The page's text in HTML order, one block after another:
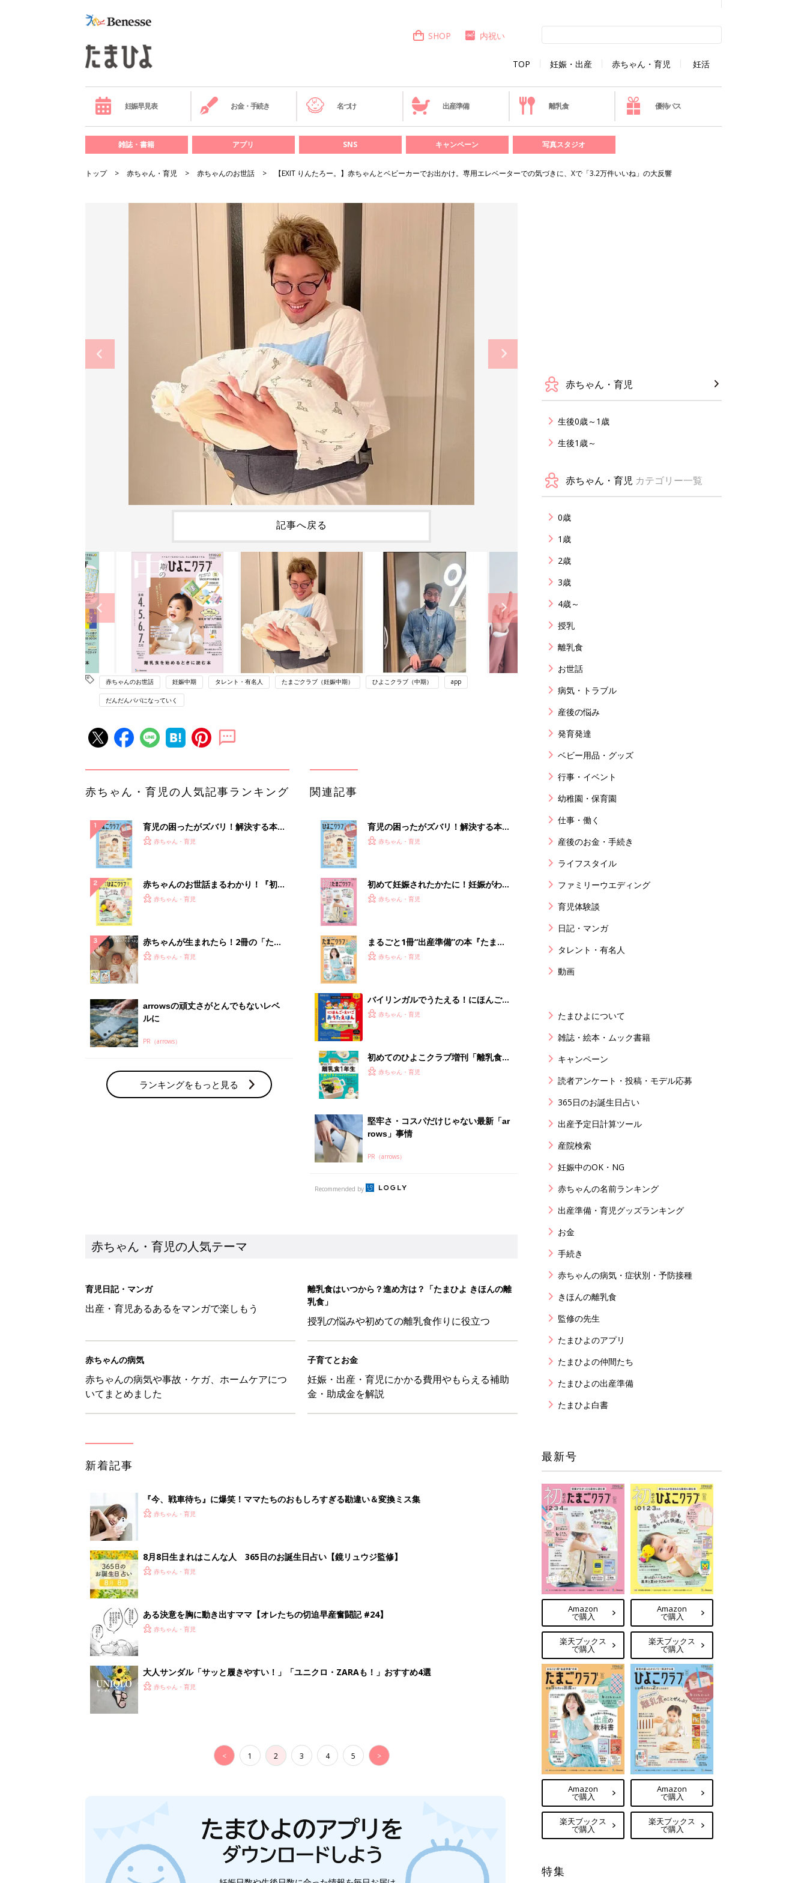
TOP 妊娠・出産 赤ちゃん・育児 妊活
SHOP 内祝い
妊娠早見表 お金・手続き 名づけ 出産準備 離乳食 優待パス
雑誌・書籍 アプリ SNS キャンペーン 写真スタジオ
トップ 赤ちゃん・育児 赤ちゃんのお世話 【EXIT りんたろー。】赤ちゃんとベビーカーでお出かけ。専用エレベーターでの気づきに、Xで「3.2万件いいね」の大反響
記事へ戻る
赤ちゃんのお世話 妊娠中期 タレント・有名人 たまごクラブ（妊娠中期） ひよこクラブ（中期） app
だんだんパパになっていく
赤ちゃん・育児の人気記事ランキング
育児の困ったがズバリ！解決する本
『ひよこクラブ 秋号』 4カ月～2才
赤ちゃん・育児
赤ちゃんのお世話まるわかり！『初め
てのひよこクラブ 夏号』〈巻頭大特
解決テク
赤ちゃん・育児
赤ちゃんが生まれたら！2冊の「たま
ひよ」
赤ちゃん・育児
arrowsの頑丈さがとんでもないレベ
ルに
PR（arrows）
ランキングをもっと見る
関連記事
育児の困ったがズバリ！解決する本
『ひよこクラブ 秋号』 4カ月～2才
赤ちゃん・育児
初めて妊娠されたかたに！妊娠がわか
ったら最初に読む本『初めてのたまご
赤ちゃん・育児
まるごと1冊“出産準備”の本『たまご
クラブ 夏号』〈スペシャル大特集〉
赤ちゃん・育児
バイリンガルでうたえる！にほんご
えいご おうたえほん（たまひよ おう
赤ちゃん・育児
初めてのひよこクラブ増刊「離乳食1
年生 1皿作るだけ！オールインワン​レ
赤ちゃん・育児
堅牢さ・コスパだけじゃない最新「ar
rows」事情
PR（arrows）
Recommended by
赤ちゃん・育児の人気テーマ
育児日記・マンガ
出産・育児あるあるをマンガで楽しもう
離乳食はいつから？進め方は？「たまひよ きほんの離
乳食」
授乳の悩みや初めての離乳食作りに役立つ
赤ちゃんの病気
赤ちゃんの病気や事故・ケガ、ホームケアにつ
いてまとめました
子育てとお金
妊娠・出産・育児にかかる費用やもらえる補助
金・助成金を解説
新着記事
『今、戦車待ち』に爆笑！ママたちのおもしろすぎる勘違い＆変換ミス集
赤ちゃん・育児
8月8日生まれはこんな人 365日のお誕生日占い【鏡リュウジ監修】
赤ちゃん・育児
ある決意を胸に動き出すママ【オレたちの切迫早産奮闘記 #24】
赤ちゃん・育児
大人サンダル「サッと履きやすい！」「ユニクロ・ZARAも！」おすすめ4選
赤ちゃん・育児
< 1 2 3 4 5 >
赤ちゃん・育児
生後0歳～1歳
生後1歳～
赤ちゃん・育児 カテゴリー一覧
0歳
1歳
2歳
3歳
4歳～
授乳
離乳食
お世話
病気・トラブル
産後の悩み
発育発達
ベビー用品・グッズ
行事・イベント
幼稚園・保育園
仕事・働く
産後のお金・手続き
ライフスタイル
ファミリーウエディング
育児体験談
日記・マンガ
タレント・有名人
動画
たまひよについて
雑誌・絵本・ムック書籍
キャンペーン
読者アンケート・投稿・モデル応募
365日のお誕生日占い
出産予定日計算ツール
産院検索
妊娠中のOK・NG
赤ちゃんの名前ランキング
出産準備・育児グッズランキング
お金
手続き
赤ちゃんの病気・症状別・予防接種
きほんの離乳食
監修の先生
たまひよのアプリ
たまひよの仲間たち
たまひよの出産準備
たまひよ白書
最新号
Amazon
で購入
楽天ブックス
で購入
Amazon
で購入
楽天ブックス
で購入
Amazon
で購入
楽天ブックス
で購入
Amazon
で購入
楽天ブックス
で購入
特集